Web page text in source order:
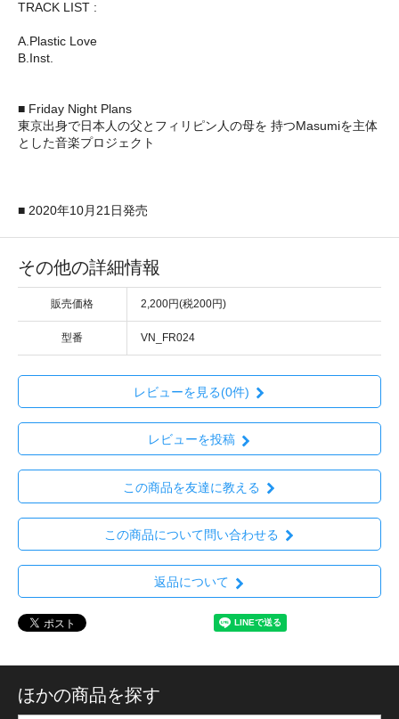
TRACK LIST :
A.Plastic Love
B.Inst.
■ Friday Night Plans
東京出身で日本人の父とフィリピン人の母を 持つMasumiを主体
とした音楽プロジェクト
■ 2020年10月21日発売
その他の詳細情報
販売価格 2,200円(税200円)
型番 VN_FR024
レビューを見る(0件)
レビューを投稿
この商品を友達に教える
この商品について問い合わせる
返品について
ほかの商品を探す